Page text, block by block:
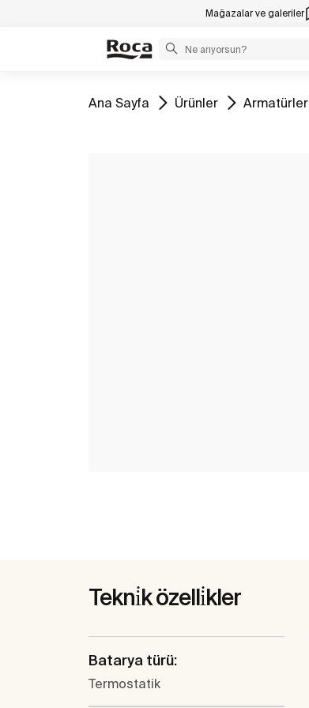
Mağazalar ve galeriler
Tüm
Ana Sayfa Tüm
Ürünler Tüm
Armatürler
Tekni̇k özelli̇kler
Batarya türü:
Termostatik